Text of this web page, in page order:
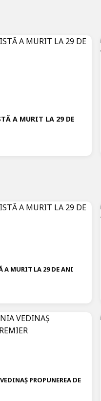
A MURIT LA 29 DE
A MURIT LA 29 DE ANI
PROPUNEREA DE